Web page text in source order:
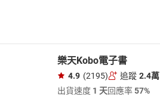
樂天Kobo電子書
4.9 (2195) 追蹤 2.4萬
出貨速度 1 天回應率57%